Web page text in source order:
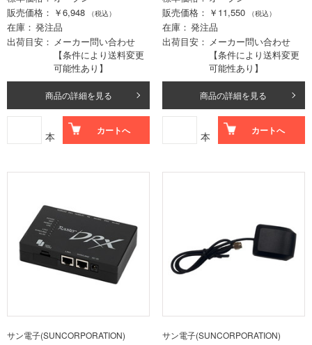
販売価格
￥6,948 （税込）
在庫
発注品
出荷目安
メーカー問い合わせ
【条件により送料変更
可能性あり】
商品の詳細を見る
本 カートへ
販売価格
￥11,550 （税込）
在庫
発注品
出荷目安
メーカー問い合わせ
【条件により送料変更
可能性あり】
商品の詳細を見る
本 カートへ
サン電子(SUNCORPORATION) サン電子(SUNCORPORATION)